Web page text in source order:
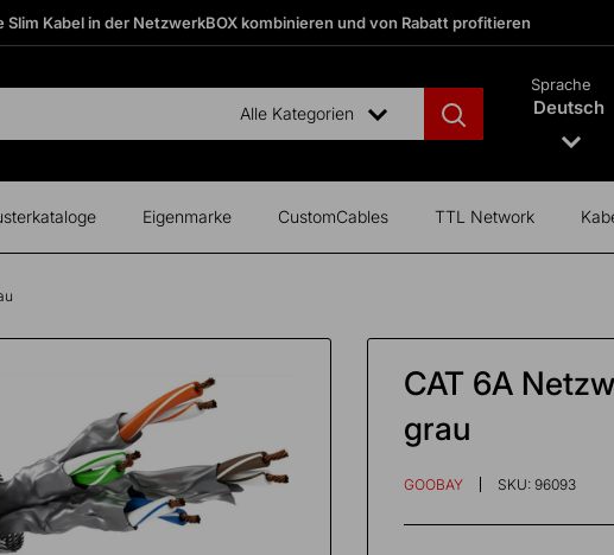
Slim Kabel in der NetzwerkBOX kombinieren und von Rabatt profitieren
Alle Kategorien
Sprache
Deutsch
Eigenmarke CustomCables TTL Network
CAT 6A
grau
GOOBAY SKU:96093